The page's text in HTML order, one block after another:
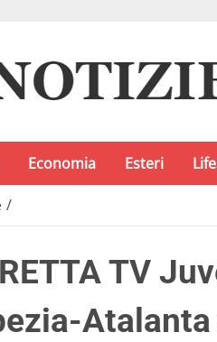
Economia Esteri
/
TV